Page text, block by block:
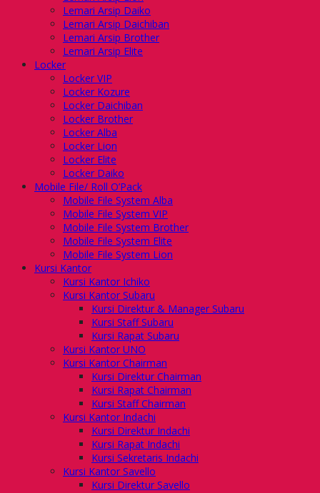
Lemari Arsip Daiko
Lemari Arsip Daichiban
Lemari Arsip Brother
Lemari Arsip Elite
Locker
Locker VIP
Locker Kozure
Locker Daichiban
Locker Brother
Locker Alba
Locker Lion
Locker Elite
Locker Daiko
Mobile File/ Roll O’Pack
Mobile File System Alba
Mobile File System VIP
Mobile File System Brother
Mobile File System Elite
Mobile File System Lion
Kursi Kantor
Kursi Kantor Ichiko
Kursi Kantor Subaru
Kursi Direktur & Manager Subaru
Kursi Staff Subaru
Kursi Rapat Subaru
Kursi Kantor UNO
Kursi Kantor Chairman
Kursi Direktur Chairman
Kursi Rapat Chairman
Kursi Staff Chairman
Kursi Kantor Indachi
Kursi Direktur Indachi
Kursi Rapat Indachi
Kursi Sekretaris Indachi
Kursi Kantor Savello
Kursi Direktur Savello